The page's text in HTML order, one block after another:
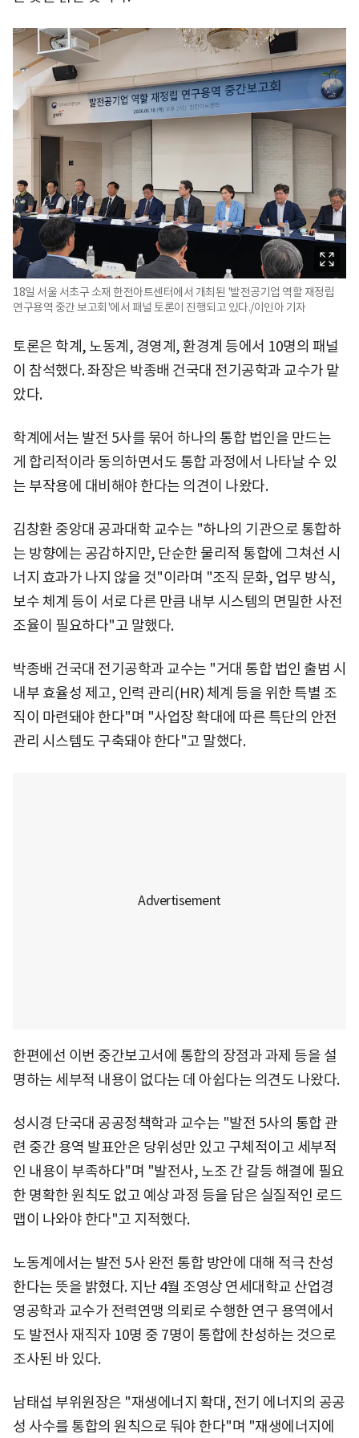
18일 서울 서초구 소재 한전아트센터에서 개최된 '발전공기업 역할 재정립
연구용역 중간 보고회'에서 패널 토론이 진행되고 있다./이인아 기자
토론은 학계, 노동계, 경영계, 환경계 등에서 10명의 패널
이 참석했다. 좌장은 박종배 건국대 전기공학과 교수가 맡
았다.
학계에서는 발전 5사를 묶어 하나의 통합 법인을 만드는
게 합리적이라 동의하면서도 통합 과정에서 나타날 수 있
는 부작용에 대비해야 한다는 의견이 나왔다.
김창환 중앙대 공과대학 교수는 "하나의 기관으로 통합하
는 방향에는 공감하지만, 단순한 물리적 통합에 그쳐선 시
너지 효과가 나지 않을 것"이라며 "조직 문화, 업무 방식,
보수 체계 등이 서로 다른 만큼 내부 시스템의 면밀한 사전
조율이 필요하다"고 말했다.
박종배 건국대 전기공학과 교수는 "거대 통합 법인 출범 시
내부 효율성 제고, 인력 관리(HR) 체계 등을 위한 특별 조
직이 마련돼야 한다"며 "사업장 확대에 따른 특단의 안전
관리 시스템도 구축돼야 한다"고 말했다.
한편에선 이번 중간보고서에 통합의 장점과 과제 등을 설
명하는 세부적 내용이 없다는 데 아쉽다는 의견도 나왔다.
성시경 단국대 공공정책학과 교수는 "발전 5사의 통합 관
련 중간 용역 발표안은 당위성만 있고 구체적이고 세부적
인 내용이 부족하다"며 "발전사, 노조 간 갈등 해결에 필요
한 명확한 원칙도 없고 예상 과정 등을 담은 실질적인 로드
맵이 나와야 한다"고 지적했다.
노동계에서는 발전 5사 완전 통합 방안에 대해 적극 찬성
한다는 뜻을 밝혔다. 지난 4월 조영상 연세대학교 산업경
영공학과 교수가 전력연맹 의뢰로 수행한 연구 용역에서
도 발전사 재직자 10명 중 7명이 통합에 찬성하는 것으로
조사된 바 있다.
남태섭 부위원장은 "재생에너지 확대, 전기 에너지의 공공
성 사수를 통합의 원칙으로 둬야 한다"며 "재생에너지에